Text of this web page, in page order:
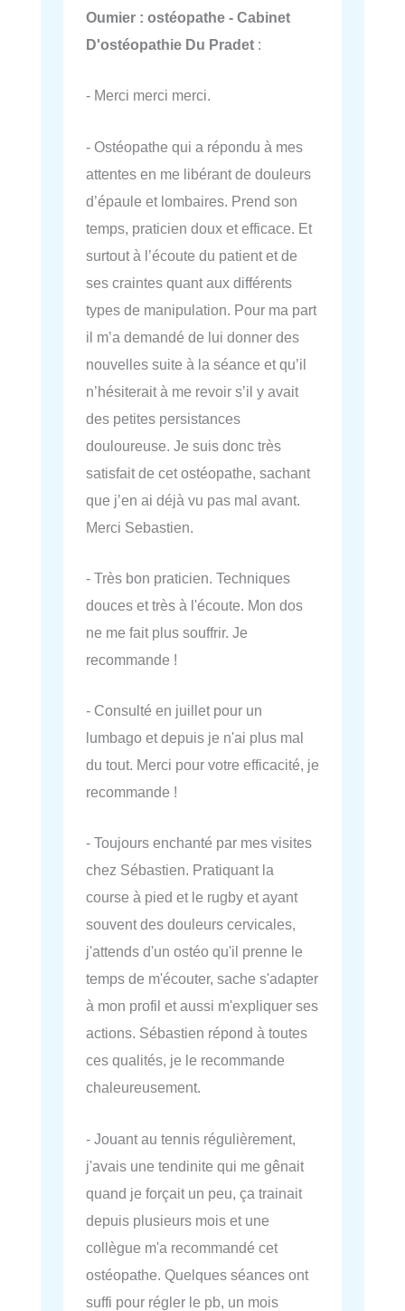
Oumier : ostéopathe - Cabinet
D'ostéopathie Du Pradet :
- Merci merci merci.
- Ostéopathe qui a répondu à mes
attentes en me libérant de douleurs
d’épaule et lombaires. Prend son
temps, praticien doux et efficace. Et
surtout à l’écoute du patient et de
ses craintes quant aux différents
types de manipulation. Pour ma part
il m’a demandé de lui donner des
nouvelles suite à la séance et qu’il
n’hésiterait à me revoir s’il y avait
des petites persistances
douloureuse. Je suis donc très
satisfait de cet ostéopathe, sachant
que j’en ai déjà vu pas mal avant.
Merci Sebastien.
- Très bon praticien. Techniques
douces et très à l'écoute. Mon dos
ne me fait plus souffrir. Je
recommande !
- Consulté en juillet pour un
lumbago et depuis je n'ai plus mal
du tout. Merci pour votre efficacité, je
recommande !
- Toujours enchanté par mes visites
chez Sébastien. Pratiquant la
course à pied et le rugby et ayant
souvent des douleurs cervicales,
j'attends d'un ostéo qu'il prenne le
temps de m'écouter, sache s'adapter
à mon profil et aussi m'expliquer ses
actions. Sébastien répond à toutes
ces qualités, je le recommande
chaleureusement.
- Jouant au tennis régulièrement,
j'avais une tendinite qui me gênait
quand je forçait un peu, ça trainait
depuis plusieurs mois et une
collègue m'a recommandé cet
ostéopathe. Quelques séances ont
suffi pour régler le pb, un mois